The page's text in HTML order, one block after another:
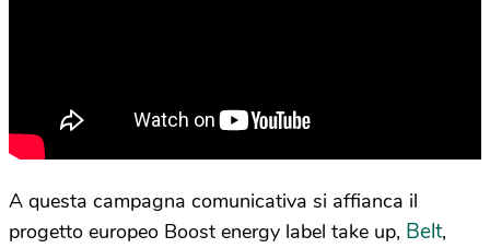
A questa campagna comunicativa si affianca il
progetto europeo Boost energy label take up, Belt,